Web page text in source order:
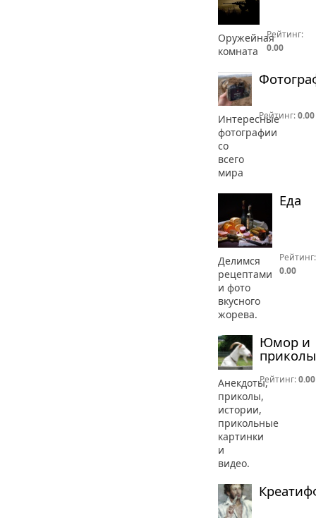
Оружейная
комната
Рейтинг:
0.00
Интересные
фотографии
со
всего
мира
Рейтинг:0.00
Еда
Делимся
рецептами
и фото
вкусного
жорева.
Рейтинг:
0.00
Юмор и
приколы
Анекдоты,
приколы,
истории,
прикольные
картинки
и
видео.
Рейтинг:0.00